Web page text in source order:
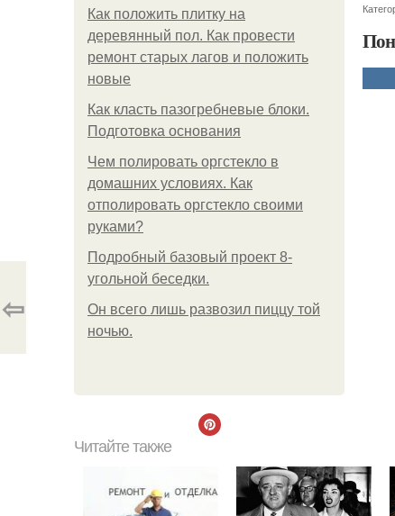
Как положить плитку на
деревянный пол. Как провести
ремонт старых лагов и положить
новые
Как класть пазогребневые блоки.
Подготовка основания
Чем полировать оргстекло в
домашних условиях. Как
отполировать оргстекло своими
руками?
Подробный базовый проект 8-
угольной беседки.
Он всего лишь развозил пиццу той
ночью.
⇦
Читайте также